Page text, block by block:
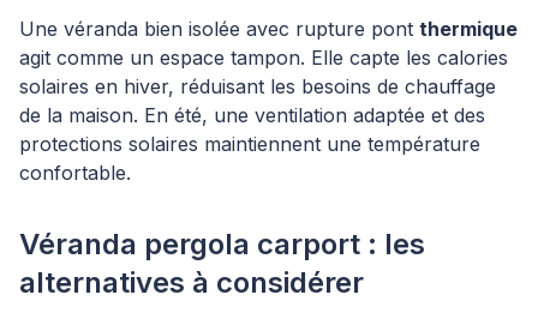
Une véranda bien isolée avec rupture pont thermique
agit comme un espace tampon. Elle capte les calories
solaires en hiver, réduisant les besoins de chauffage
de la maison. En été, une ventilation adaptée et des
protections solaires maintiennent une température
confortable.
Véranda pergola carport : les
alternatives à considérer